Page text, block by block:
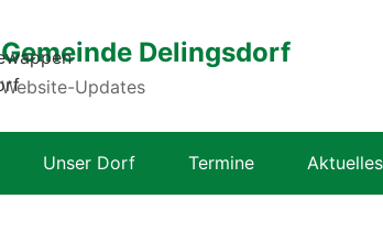
Gemeinde Delingsdorf
Website-Updates
Unser Dorf Termine Aktuelles